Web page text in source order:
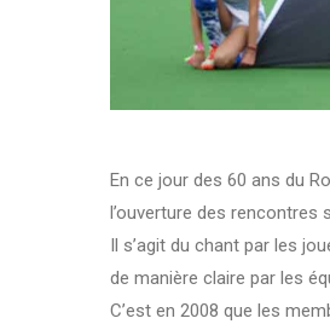
En ce jour des 60 ans du
l’ouverture des rencontres
Il s’agit du chant par les
de manière claire par les
C’est en 2008 que les